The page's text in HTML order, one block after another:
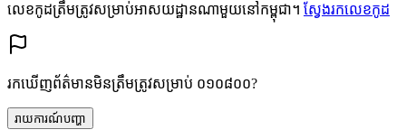
លេខកូដត្រឹមត្រូវសម្រាប់អាសយដ្ឋានណាមួយនៅកម្ពុជា។ ស្វែងរកលេខកូដ
រកឃើញព័ត៌មានមិនត្រឹមត្រូវសម្រាប់ ០១០៨០០?
រាយការណ៍បញ្ហា